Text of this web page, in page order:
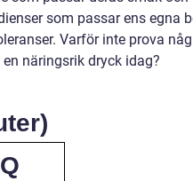
som passar ens egna
Varför inte prova
näringsrik dryck idag?